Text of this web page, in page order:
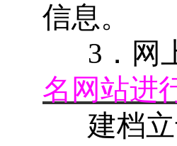
信息。
3 ．
名网站进
建档